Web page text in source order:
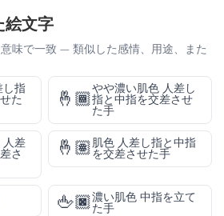
絵文字
味で一致 — 類似した感情、用途、また
し指
た
🤞🏾
やや濃い肌色 人差し
指と中指を交差させ
た手
人差
さ
🤞🏽肌色 人差し指と中指
を交差させた手
🖕🏿濃い肌色 中指を立て
た手